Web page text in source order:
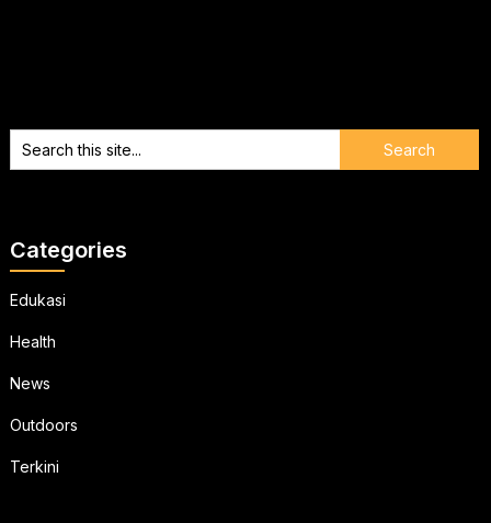
Categories
Edukasi
Health
News
Outdoors
Terkini